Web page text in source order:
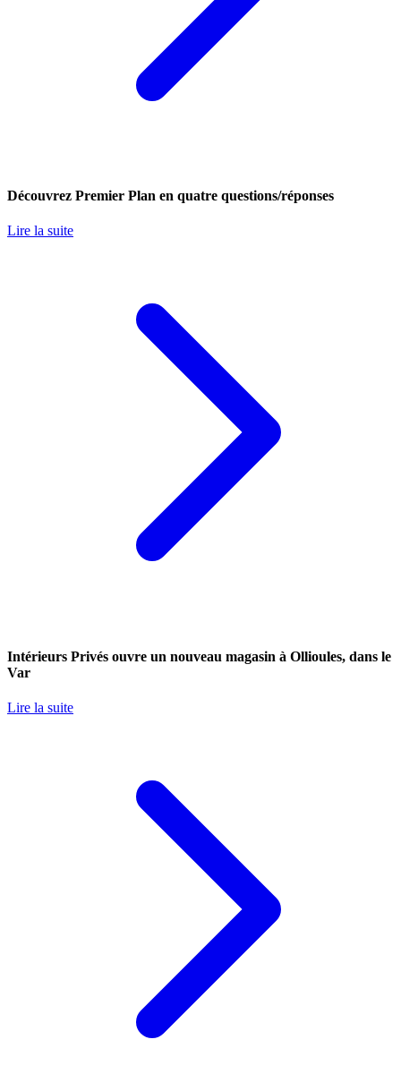
Découvrez Premier Plan en quatre questions/réponses
Lire la suite
Intérieurs Privés ouvre un nouveau magasin à Ollioules, dans le
Var
Lire la suite